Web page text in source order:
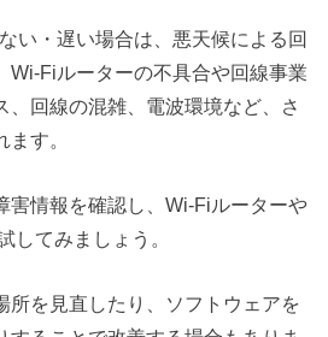
い・遅い場合は、悪天候による回
Wi-Fiルーターの不具合や回線事業
、回線の混雑、電波環境など、さ
す。
害情報を確認し、Wi-Fiルーターや
してみましょう。
所を見直したり、ソフトウェアを